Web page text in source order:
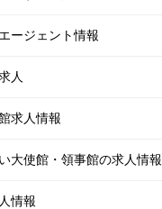
ージェント情報
人
求人情報
大使館・領事館の求人情報
情報